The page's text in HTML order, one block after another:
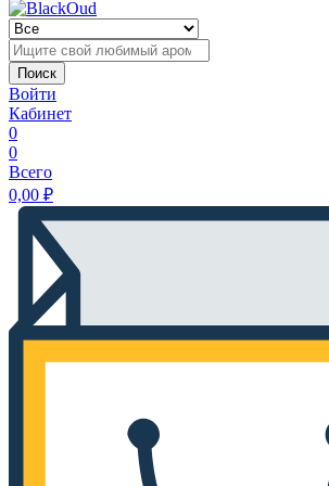
Поиск
Войти
Кабинет
0
0
Всего
0,00 ₽